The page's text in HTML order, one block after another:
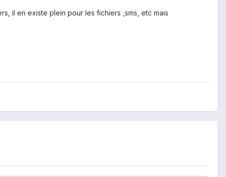
il en existe plein pour les fichiers ,sms, etc mais